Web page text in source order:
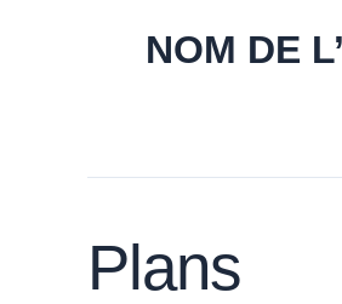
NOM DE
Plans
Plans